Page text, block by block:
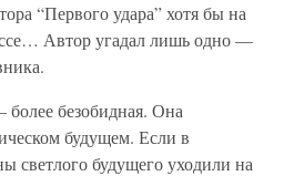
“Первого удара” хотя бы на
Автор угадал лишь одно —
безобидная. Она
будущем. Если в
светлого будущего уходили на